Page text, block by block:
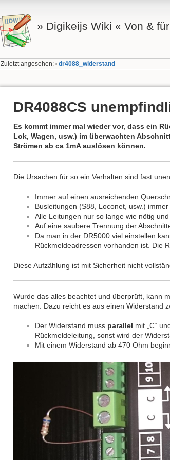
» Digikeijs Wiki « Von &
Zuletzt angesehen: • dr4088_widerstand
DR4088CS
Es kommt immer mal wieder vor, dass ein
Lok, Wagen, usw.) im überwachten
Strömen ab ca 1mA auslösen können.
Die Ursachen für so ein Verhalten sind fast
Immer auf einen ausreichenden
Busleitungen (S88, Loconet, usw.)
Alle Leitungen nur so lange wie nötig und
Auf eine saubere Trennung der
Da man in der DR5000 viel einstellen
Rückmeldeadressen vorhanden ist. Die
Diese Aufzählung ist mit Sicherheit nicht
Wurde das alles beachtet und überprüft, kann
machen. Dazu reicht es aus einen Widerstand
Der Widerstand muss parallel mit „C“
Rückmeldeleitung, sonst wird der
Mit einem Widerstand ab 470 Ohm